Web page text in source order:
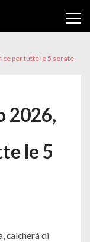
per tutte le 5 serate
2026,
le 5
calcherà di